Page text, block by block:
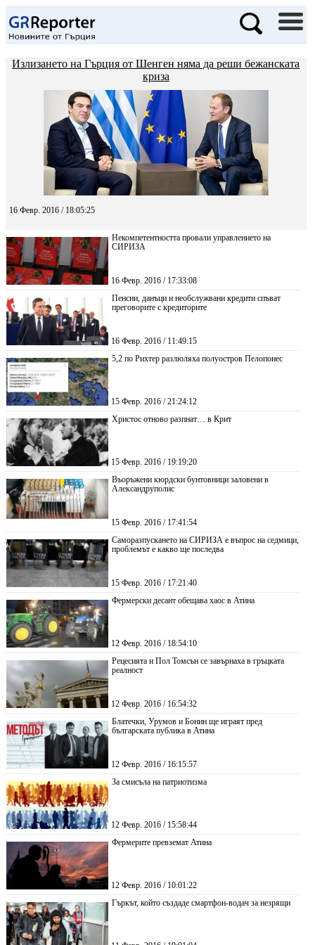
Излизането на Гърция от Шенген няма да реши бежанската
криза
16 Февр. 2016 / 18:05:25
Некомпетентността провали управлението на
СИРИЗА
16 Февр. 2016 / 17:33:08
Пенсии, данъци и необслужвани кредити спъват
преговорите с кредиторите
16 Февр. 2016 / 11:49:15
5,2 по Рихтер разлюляха полуостров Пелопонес
15 Февр. 2016 / 21:24:12
Христос отново разпнат… в Крит
15 Февр. 2016 / 19:19:20
Въоръжени кюрдски бунтовници заловени в
Александруполис
15 Февр. 2016 / 17:41:54
Саморазпускането на СИРИЗА е въпрос на седмици,
проблемът е какво ще последва
15 Февр. 2016 / 17:21:40
Фермерски десант обещава хаос в Атина
12 Февр. 2016 / 18:54:10
Рецесията и Пол Томсън се завърнаха в гръцката
реалност
12 Февр. 2016 / 16:54:32
Блатечки, Урумов и Бонин ще играят пред
българската публика в Атина
12 Февр. 2016 / 16:15:57
За смисъла на патриотизма
12 Февр. 2016 / 15:58:44
Фермерите превземат Атина
12 Февр. 2016 / 10:01:22
Гъркът, който създаде смартфон-водач за незрящи